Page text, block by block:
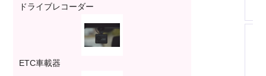
ドライブレコーダー
ETC車載器